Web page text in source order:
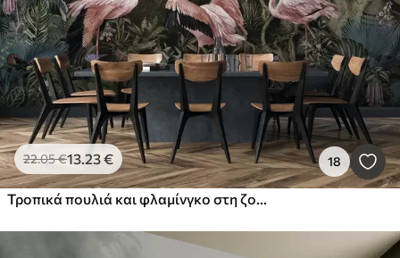
22.05€13.23€ 18
Τροπικά πουλιά και φλαμίνγκο στη ζούγκλα